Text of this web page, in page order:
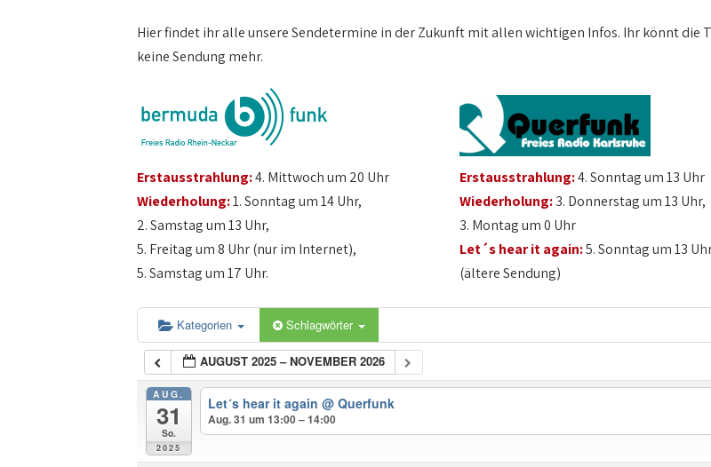
Hier findet ihr alle unsere Sendetermine in der Zukunft mit allen wichtigen Infos. Ihr könnt die
keine Sendung mehr.
Erstausstrahlung:4. Mittwoch um 20 Uhr
Wiederholung:1. Sonntag um 14 Uhr,
2. Samstag um 13 Uhr,
5. Freitag um 8 Uhr (nur im Internet),
5. Samstag um 17 Uhr.
Erstausstrahlung:4. Sonntag um 13 Uhr
Wiederholung:3. Donnerstag um 13 Uhr,
3. Montag um 0 Uhr
Let´s hear it again:5. Sonntag um 13
(ältere Sendung)
Kategorien Schlagwörter
AUGUST 2025 – NOVEMBER 2026
AUG.
31
So.
2025
Let´s hear it again@ Querfunk
Aug. 31 um 13:00 – 14:00